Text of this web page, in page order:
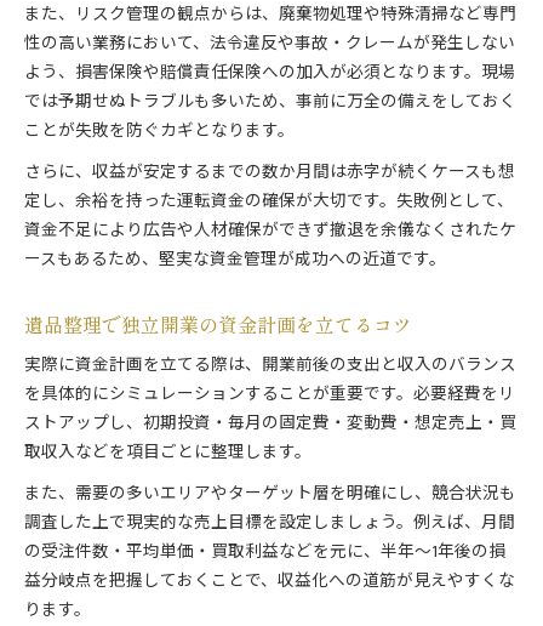
また、リスク管理の観点からは、廃棄物処理や特殊清掃など専門
性の高い業務において、法令違反や事故・クレームが発生しない
よう、損害保険や賠償責任保険への加入が必須となります。現場
では予期せぬトラブルも多いため、事前に万全の備えをしておく
ことが失敗を防ぐカギとなります。
さらに、収益が安定するまでの数か月間は赤字が続くケースも想
定し、余裕を持った運転資金の確保が大切です。失敗例として、
資金不足により広告や人材確保ができず撤退を余儀なくされたケ
ースもあるため、堅実な資金管理が成功への近道です。
遺品整理で独立開業の資金計画を立てるコツ
実際に資金計画を立てる際は、開業前後の支出と収入のバランス
を具体的にシミュレーションすることが重要です。必要経費をリ
ストアップし、初期投資・毎月の固定費・変動費・想定売上・買
取収入などを項目ごとに整理します。
また、需要の多いエリアやターゲット層を明確にし、競合状況も
調査した上で現実的な売上目標を設定しましょう。例えば、月間
の受注件数・平均単価・買取利益などを元に、半年～1年後の損
益分岐点を把握しておくことで、収益化への道筋が見えやすくな
ります。